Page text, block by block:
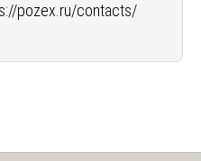
pozex.ru/contacts/